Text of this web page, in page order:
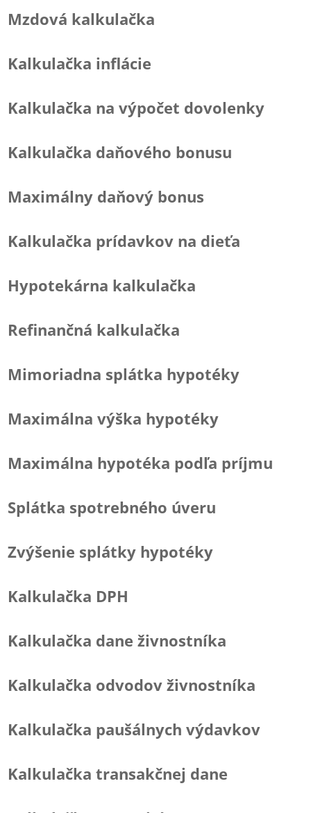
Mzdová kalkulačka
Kalkulačka inflácie
Kalkulačka na výpočet dovolenky
Kalkulačka daňového bonusu
Maximálny daňový bonus
Kalkulačka prídavkov na dieťa
Hypotekárna kalkulačka
Refinančná kalkulačka
Mimoriadna splátka hypotéky
Maximálna výška hypotéky
Maximálna hypotéka podľa príjmu
Splátka spotrebného úveru
Zvýšenie splátky hypotéky
Kalkulačka DPH
Kalkulačka dane živnostníka
Kalkulačka odvodov živnostníka
Kalkulačka paušálnych výdavkov
Kalkulačka transakčnej dane